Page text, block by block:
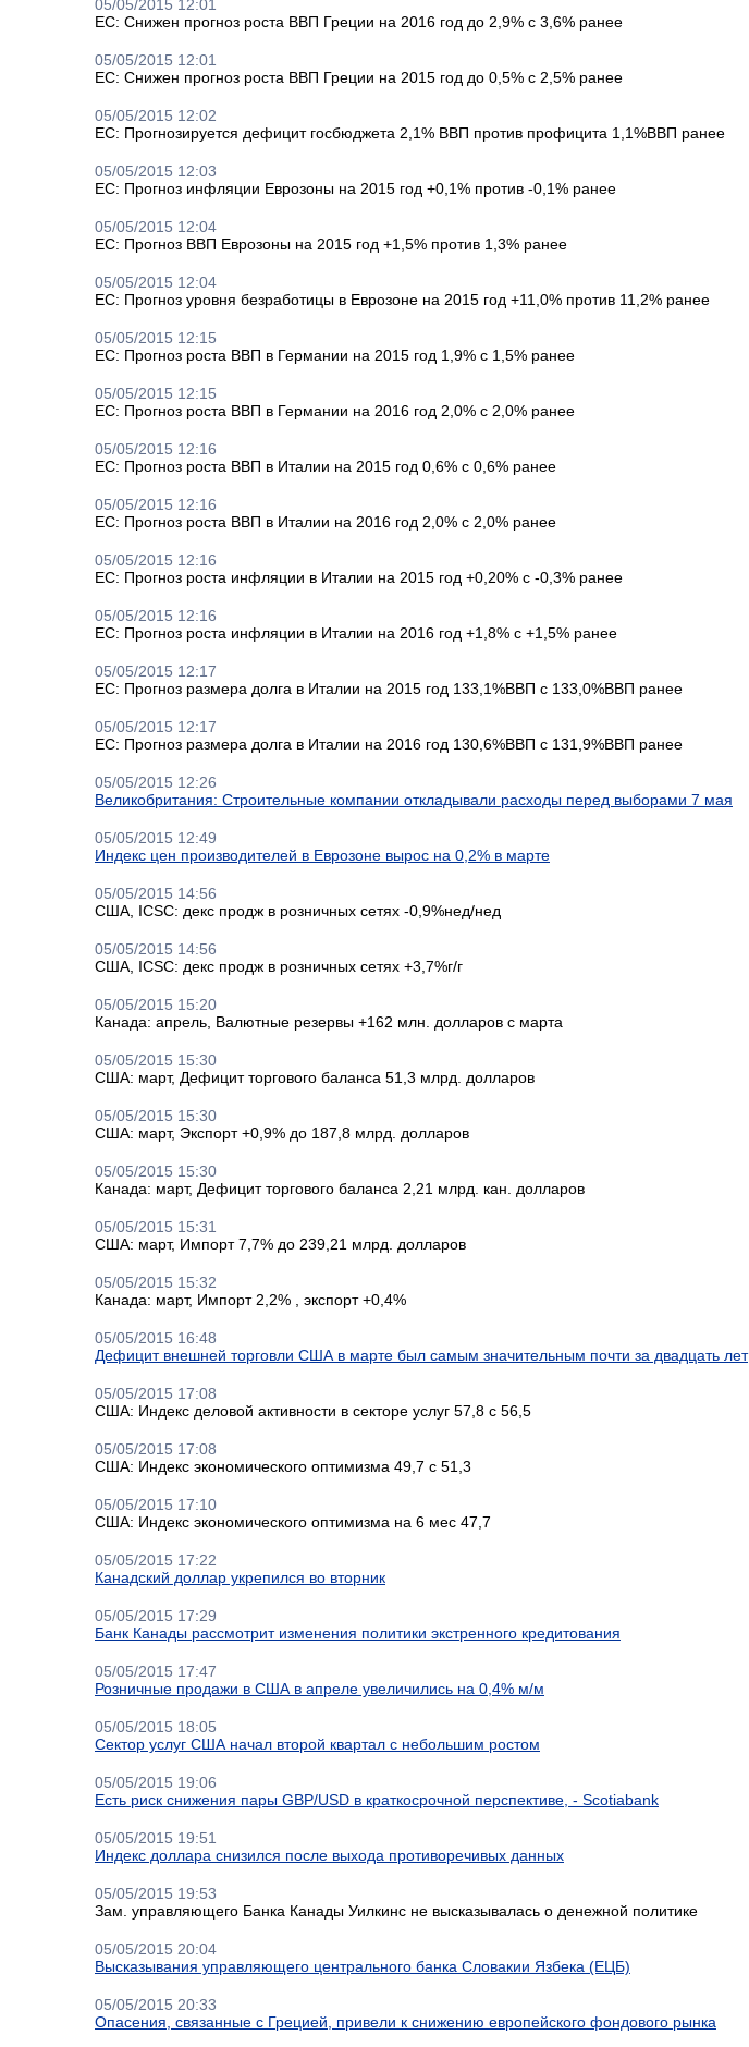
05/05/2015 12:01
ЕС: Снижен прогноз роста ВВП Греции на 2016 год до 2,9% с 3,6% ранее
05/05/2015 12:01
ЕС: Снижен прогноз роста ВВП Греции на 2015 год до 0,5% с 2,5% ранее
05/05/2015 12:02
ЕС: Прогнозируется дефицит госбюджета 2,1% ВВП против профицита 1,1%ВВП ранее
05/05/2015 12:03
ЕС: Прогноз инфляции Еврозоны на 2015 год +0,1% против -0,1% ранее
05/05/2015 12:04
ЕС: Прогноз ВВП Еврозоны на 2015 год +1,5% против 1,3% ранее
05/05/2015 12:04
ЕС: Прогноз уровня безработицы в Еврозоне на 2015 год +11,0% против 11,2% ранее
05/05/2015 12:15
ЕС: Прогноз роста ВВП в Германии на 2015 год 1,9% с 1,5% ранее
05/05/2015 12:15
ЕС: Прогноз роста ВВП в Германии на 2016 год 2,0% с 2,0% ранее
05/05/2015 12:16
ЕС: Прогноз роста ВВП в Италии на 2015 год 0,6% с 0,6% ранее
05/05/2015 12:16
ЕС: Прогноз роста ВВП в Италии на 2016 год 2,0% с 2,0% ранее
05/05/2015 12:16
ЕС: Прогноз роста инфляции в Италии на 2015 год +0,20% с -0,3% ранее
05/05/2015 12:16
ЕС: Прогноз роста инфляции в Италии на 2016 год +1,8% с +1,5% ранее
05/05/2015 12:17
ЕС: Прогноз размера долга в Италии на 2015 год 133,1%ВВП с 133,0%ВВП ранее
05/05/2015 12:17
ЕС: Прогноз размера долга в Италии на 2016 год 130,6%ВВП с 131,9%ВВП ранее
05/05/2015 12:26
Великобритания: Строительные компании откладывали расходы перед выборами 7 мая
05/05/2015 12:49
Индекс цен производителей в Еврозоне вырос на 0,2% в марте
05/05/2015 14:56
США, ICSC: декс продж в розничных сетях -0,9%нед/нед
05/05/2015 14:56
США, ICSC: декс продж в розничных сетях +3,7%г/г
05/05/2015 15:20
Канада: апрель, Валютные резервы +162 млн. долларов с марта
05/05/2015 15:30
США: март, Дефицит торгового баланса 51,3 млрд. долларов
05/05/2015 15:30
США: март, Экспорт +0,9% до 187,8 млрд. долларов
05/05/2015 15:30
Канада: март, Дефицит торгового баланса 2,21 млрд. кан. долларов
05/05/2015 15:31
США: март, Импорт 7,7% до 239,21 млрд. долларов
05/05/2015 15:32
Канада: март, Импорт 2,2% , экспорт +0,4%
05/05/2015 16:48
Дефицит внешней торговли США в марте был самым значительным почти за двадцать лет
05/05/2015 17:08
США: Индекс деловой активности в секторе услуг 57,8 с 56,5
05/05/2015 17:08
США: Индекс экономического оптимизма 49,7 с 51,3
05/05/2015 17:10
США: Индекс экономического оптимизма на 6 мес 47,7
05/05/2015 17:22
Канадский доллар укрепился во вторник
05/05/2015 17:29
Банк Канады рассмотрит изменения политики экстренного кредитования
05/05/2015 17:47
Розничные продажи в США в апреле увеличились на 0,4% м/м
05/05/2015 18:05
Сектор услуг США начал второй квартал с небольшим ростом
05/05/2015 19:06
Есть риск снижения пары GBP/USD в краткосрочной перспективе, - Scotiabank
05/05/2015 19:51
Индекс доллара снизился после выхода противоречивых данных
05/05/2015 19:53
Зам. управляющего Банка Канады Уилкинс не высказывалась о денежной политике
05/05/2015 20:04
Высказывания управляющего центрального банка Словакии Язбека (ЕЦБ)
05/05/2015 20:33
Опасения, связанные с Грецией, привели к снижению европейского фондового рынка